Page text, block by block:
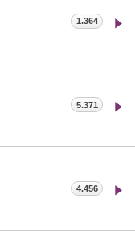
1.364
5.371
4.456